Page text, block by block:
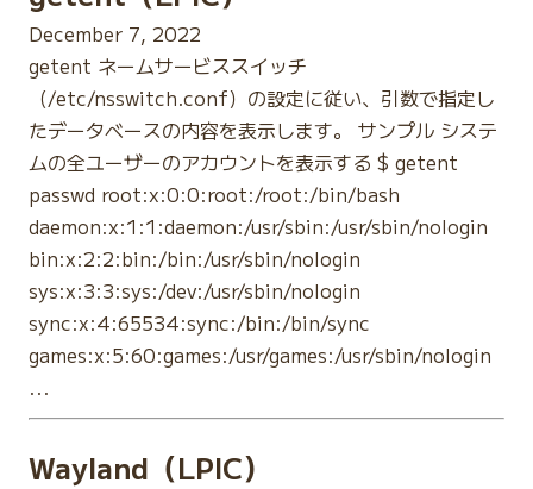
December 7, 2022
getent ネームサービススイッチ
（/etc/nsswitch.conf）の設定に従い、引数で指定し
たデータベースの内容を表示します。 サンプル システ
ムの全ユーザーのアカウントを表示する $ getent
passwd root:x:0:0:root:/root:/bin/bash
daemon:x:1:1:daemon:/usr/sbin:/usr/sbin/nologin
bin:x:2:2:bin:/bin:/usr/sbin/nologin
sys:x:3:3:sys:/dev:/usr/sbin/nologin
sync:x:4:65534:sync:/bin:/bin/sync
games:x:5:60:games:/usr/games:/usr/sbin/nologin
...
Wayland（LPIC）